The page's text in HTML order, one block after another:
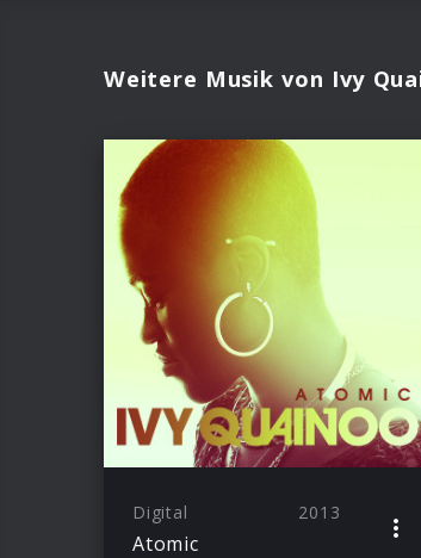
Weitere Musik von Ivy
Digital 2013
Atomic